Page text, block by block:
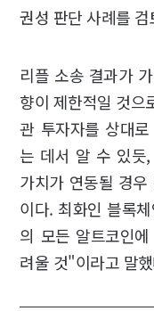
권성 판단 사례를
리플 소송 결과가
향이 제한적일 것으
관 투자자를 상대
는 데서 알 수 있듯
가치가 연동될 경
이다. 최화인 블록
의 모든 알트코인
려울 것"이라고 말